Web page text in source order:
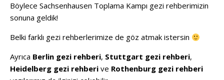
Böylece Sachsenhausen Toplama Kampı gezi rehberimizin
sonuna geldik!
Belki farklı gezi rehberlerimize de göz atmak istersin
Ayrıca Berlin gezi rehberi, Stuttgart gezi rehberi,
Heidelberg gezi rehberi ve Rothenburg gezi rehberi